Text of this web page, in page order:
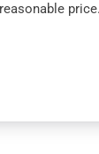
price.